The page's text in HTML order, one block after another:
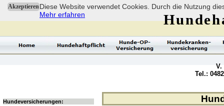
AkzeptierenDiese Website verwendet Cookies. Durch die Nutzung
Mehr erfahren
V.
Tel.:
Hundeversicherungen: